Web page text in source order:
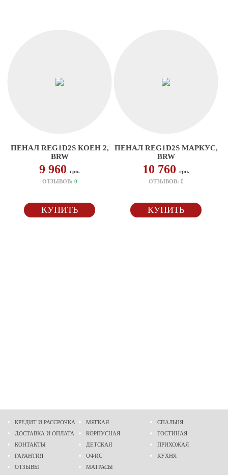
ПЕНАЛ REG1D2S КОЕН 2,
BRW
9 960грн.
ОТЗЫВОВ: 0
КУПИТЬ
ПЕНАЛ REG1D2S МАРКУС,
BRW
10 760грн.
ОТЗЫВОВ: 0
КУПИТЬ
КРЕДИТ И РАССРОЧКА
ДОСТАВКА И ОПЛАТА
КОНТАКТЫ
ГАРАНТИЯ
ОТЗЫВЫ
МЯГКАЯ
КОРПУСНАЯ
ДЕТСКАЯ
ОФИС
МАТРАСЫ
СПАЛЬНЯ
ГОСТИНАЯ
ПРИХОЖАЯ
КУХНЯ